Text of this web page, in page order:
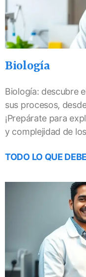
Biología
Biología: descubre
sus procesos,
¡Prepárate para
y complejidad de
TODO LO QUE